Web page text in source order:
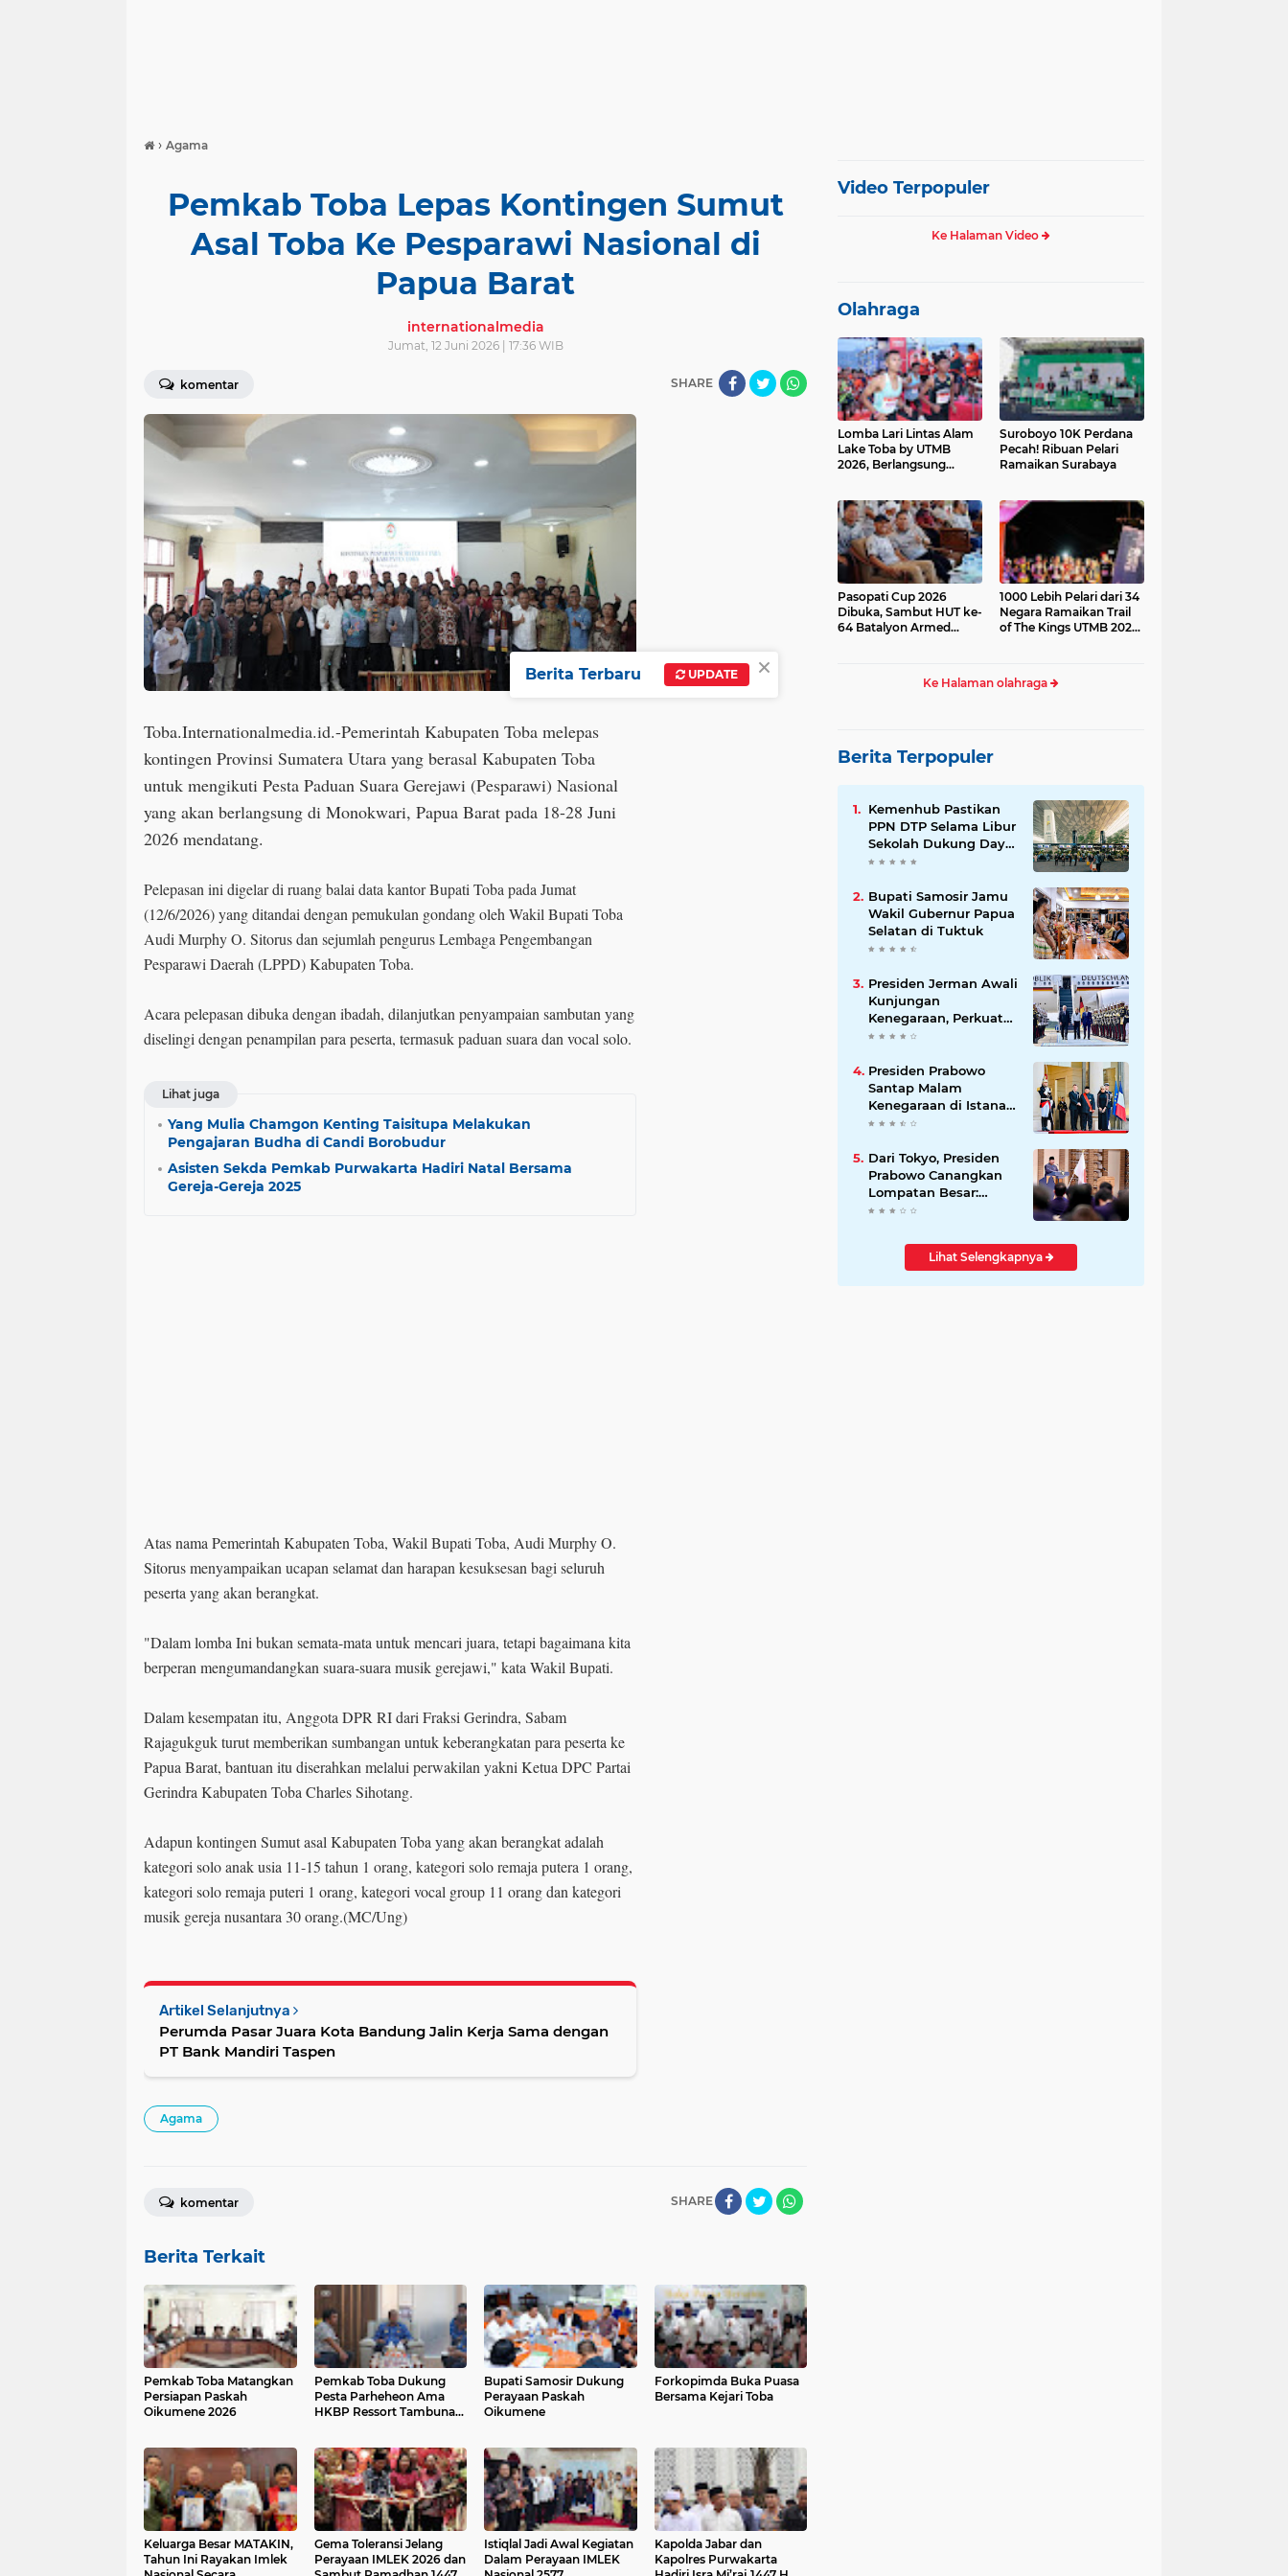
› Agama
Pemkab Toba Lepas Kontingen Sumut
Asal Toba Ke Pesparawi Nasional di
Papua Barat
internationalmedia
Jumat, 12 Juni 2026 | 17:36 WIB
komentar SHARE
Toba.Internationalmedia.id.-Pemerintah Kabupaten Toba melepas
kontingen Provinsi Sumatera Utara yang berasal Kabupaten Toba
untuk mengikuti Pesta Paduan Suara Gerejawi (Pesparawi) Nasional
yang akan berlangsung di Monokwari, Papua Barat pada 18-28 Juni
2026 mendatang.
Pelepasan ini digelar di ruang balai data kantor Bupati Toba pada Jumat
(12/6/2026) yang ditandai dengan pemukulan gondang oleh Wakil Bupati Toba
Audi Murphy O. Sitorus dan sejumlah pengurus Lembaga Pengembangan
Pesparawi Daerah (LPPD) Kabupaten Toba.
Acara pelepasan dibuka dengan ibadah, dilanjutkan penyampaian sambutan yang
diselingi dengan penampilan para peserta, termasuk paduan suara dan vocal solo.
Lihat juga
Yang Mulia Chamgon Kenting Taisitupa Melakukan
Pengajaran Budha di Candi Borobudur
Asisten Sekda Pemkab Purwakarta Hadiri Natal Bersama
Gereja-Gereja 2025
Atas nama Pemerintah Kabupaten Toba, Wakil Bupati Toba, Audi Murphy O.
Sitorus menyampaikan ucapan selamat dan harapan kesuksesan bagi seluruh
peserta yang akan berangkat.
"Dalam lomba Ini bukan semata-mata untuk mencari juara, tetapi bagaimana kita
berperan mengumandangkan suara-suara musik gerejawi," kata Wakil Bupati.
Dalam kesempatan itu, Anggota DPR RI dari Fraksi Gerindra, Sabam
Rajagukguk turut memberikan sumbangan untuk keberangkatan para peserta ke
Papua Barat, bantuan itu diserahkan melalui perwakilan yakni Ketua DPC Partai
Gerindra Kabupaten Toba Charles Sihotang.
Adapun kontingen Sumut asal Kabupaten Toba yang akan berangkat adalah
kategori solo anak usia 11-15 tahun 1 orang, kategori solo remaja putera 1 orang,
kategori solo remaja puteri 1 orang, kategori vocal group 11 orang dan kategori
musik gereja nusantara 30 orang.(MC/Ung)
Artikel Selanjutnya
Perumda Pasar Juara Kota Bandung Jalin Kerja Sama dengan
PT Bank Mandiri Taspen
Agama
SHARE
komentar
Berita Terkait
Pemkab Toba Matangkan
Persiapan Paskah
Oikumene 2026
Pemkab Toba Dukung
Pesta Parheheon Ama
HKBP Ressort Tambunan
Bupati Samosir Dukung
Perayaan Paskah
Oikumene
Forkopimda Buka Puasa
Bersama Kejari Toba
Keluarga Besar MATAKIN,
Tahun Ini Rayakan Imlek
Gema Toleransi Jelang
Perayaan IMLEK 2026 dan
Istiqlal Jadi Awal Kegiatan
Dalam Perayaan IMLEK
Kapolda Jabar dan
Kapolres Purwakarta
Video Terpopuler
Ke Halaman Video
Olahraga
Lomba Lari Lintas Alam
Lake Toba by UTMB
2026, Berlangsung
Suroboyo 10K Perdana
Pecah! Ribuan Pelari
Ramaikan Surabaya
Pasopati Cup 2026
Dibuka, Sambut HUT ke-
64 Batalyon Armed
1000 Lebih Pelari dari 34
Negara Ramaikan Trail
of The Kings UTMB 2026
Ke Halaman olahraga
Berita Terpopuler
Kemenhub Pastikan
PPN DTP Selama Libur
Sekolah Dukung Daya
Beli Masyarakat
Bupati Samosir Jamu
Wakil Gubernur Papua
Selatan di Tuktuk
Presiden Jerman Awali
Kunjungan
Kenegaraan, Perkuat
Kemitraan Strategis
Presiden Prabowo
Santap Malam
Kenegaraan di Istana
Élysée Paris
Dari Tokyo, Presiden
Prabowo Canangkan
Lompatan Besar:
Energi Hijau, Hilirisasi,
Ekonomi
Lihat Selengkapnya
×
Berita Terbaru UPDATE